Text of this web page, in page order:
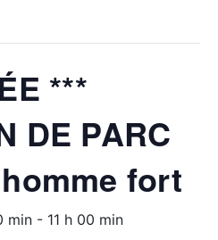
***
DE PARC
fort
min - 11 h 00 min